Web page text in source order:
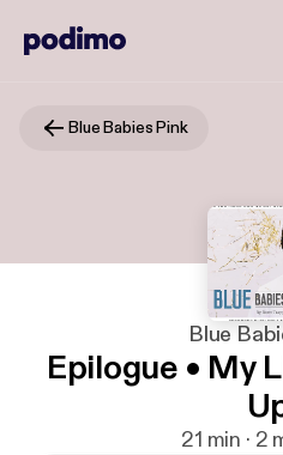
Blue Babies Pink
Blue
Epilogue • My
21 min · 2